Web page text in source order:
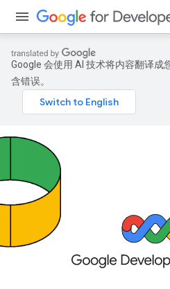
Google 会使用 AI 技术将内容翻译成
含错误。